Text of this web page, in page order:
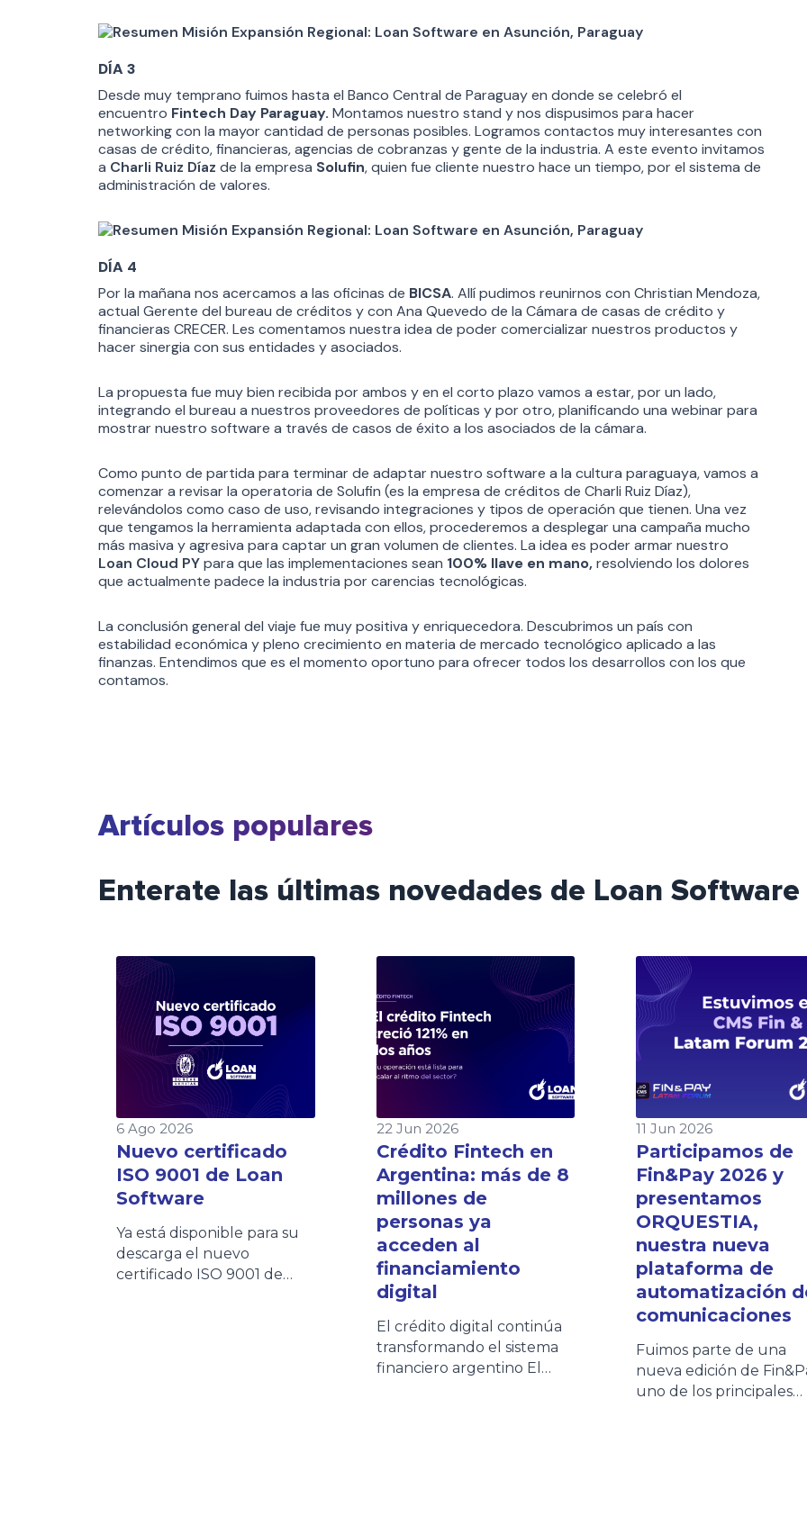
DÍA 3
Desde muy temprano fuimos hasta el Banco Central de Paraguay en donde se celebró el
encuentro Fintech Day Paraguay. Montamos nuestro stand y nos dispusimos para hacer
networking con la mayor cantidad de personas posibles. Logramos contactos muy interesantes con
casas de crédito, financieras, agencias de cobranzas y gente de la industria. A este evento invitamos
a Charli Ruiz Díaz de la empresa Solufin, quien fue cliente nuestro hace un tiempo, por el sistema de
administración de valores.
DÍA 4
Por la mañana nos acercamos a las oficinas de BICSA. Allí pudimos reunirnos con Christian Mendoza,
actual Gerente del bureau de créditos y con Ana Quevedo de la Cámara de casas de crédito y
financieras CRECER. Les comentamos nuestra idea de poder comercializar nuestros productos y
hacer sinergia con sus entidades y asociados.
La propuesta fue muy bien recibida por ambos y en el corto plazo vamos a estar, por un lado,
integrando el bureau a nuestros proveedores de políticas y por otro, planificando una webinar para
mostrar nuestro software a través de casos de éxito a los asociados de la cámara.
Como punto de partida para terminar de adaptar nuestro software a la cultura paraguaya, vamos a
comenzar a revisar la operatoria de Solufin (es la empresa de créditos de Charli Ruiz Díaz),
relevándolos como caso de uso, revisando integraciones y tipos de operación que tienen. Una vez
que tengamos la herramienta adaptada con ellos, procederemos a desplegar una campaña mucho
más masiva y agresiva para captar un gran volumen de clientes. La idea es poder armar nuestro
Loan Cloud PYpara que las implementaciones sean 100% llave en mano,resolviendo los dolores
que actualmente padece la industria por carencias tecnológicas.
La conclusión general del viaje fue muy positiva y enriquecedora. Descubrimos un país con
estabilidad económica y pleno crecimiento en materia de mercado tecnológico aplicado a las
finanzas. Entendimos que es el momento oportuno para ofrecer todos los desarrollos con los que
contamos.
Artículos populares
Enterate las últimas novedades de Loan Software
6 Ago 2026
Nuevo certificado
ISO 9001 de Loan
Software
Ya está disponible para su
descarga el nuevo
certificado ISO 9001 de
22 Jun 2026
Crédito Fintech en
Argentina: más de 8
millones de
personas ya
acceden al
financiamiento
digital
El crédito digital continúa
transformando el sistema
financiero argentino El
11 Jun 2026
Participamos de
Fin&Pay 2026 y
presentamos
ORQUESTIA,
nuestra nueva
plataforma de
automatización
comunicaciones
Fuimos parte de una
nueva edición de
uno de los principales